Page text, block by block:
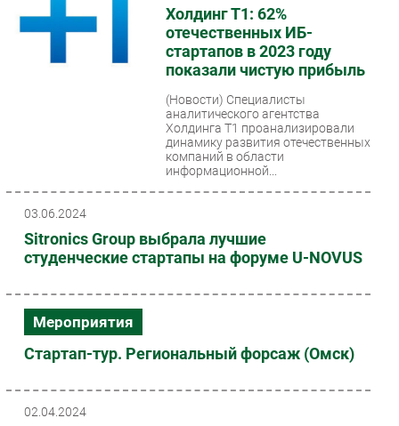
Холдинг Т1: 62%
отечественных ИБ-
стартапов в 2023 году
показали чистую прибыль
(Новости) Специалисты
аналитического агентства
Холдинга Т1 проанализировали
динамику развития отечественных
компаний в области
информационной...
03.06.2024
Sitronics Group выбрала лучшие
студенческие стартапы на форуме U-NOVUS
Мероприятия
Стартап-тур. Региональный форсаж (Омск)
02.04.2024